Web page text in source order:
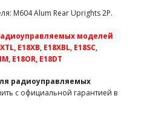
Himoto)
для автомодели E18 (M603
моделей Himoto)
из углеволокна (M615
моделей Himoto)
M604 Alum Rear Uprights 2P.
моделей
E18XB, E18XBL, E18SC,
E18OR, E18DT
радиоуправляемых
с официальной гарантией в